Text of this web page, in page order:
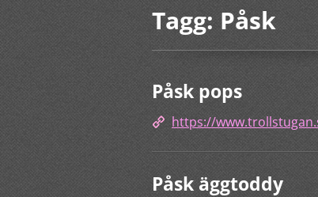
Tagg: Påsk
Påsk pops
https://
Påsk äggtoddy